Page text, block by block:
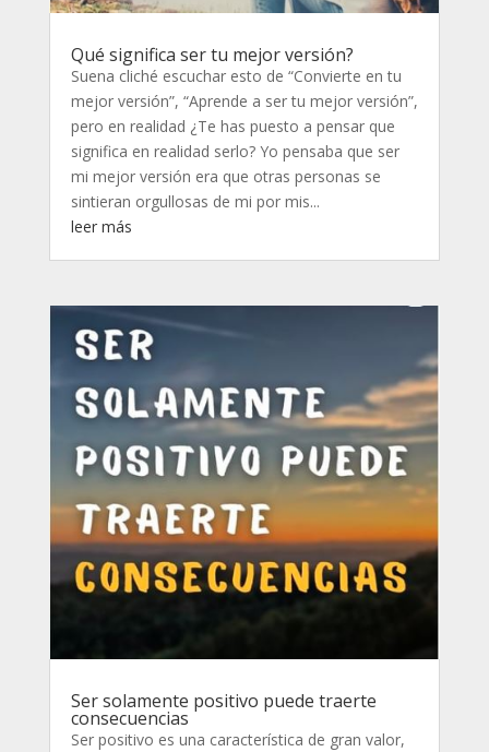
Qué significa ser tu mejor versión?
Suena cliché escuchar esto de “Convierte en tu
mejor versión”, “Aprende a ser tu mejor versión”,
pero en realidad ¿Te has puesto a pensar que
significa en realidad serlo? Yo pensaba que ser
mi mejor versión era que otras personas se
sintieran orgullosas de mi por mis...
leer más
Ser solamente positivo puede traerte
consecuencias
Ser positivo es una característica de gran valor,